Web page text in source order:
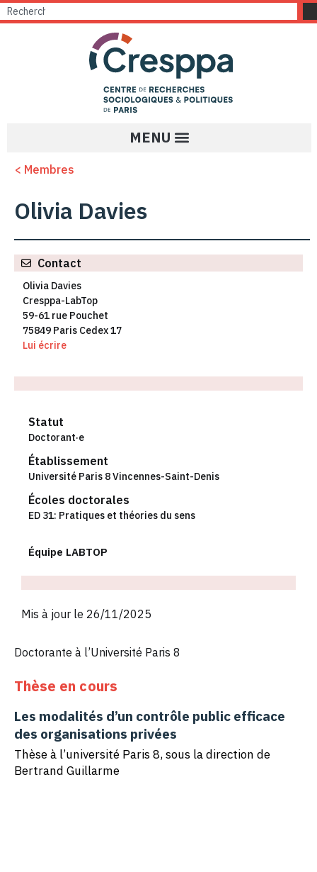
< Membres
Olivia Davies
Doctorante à l’Université Paris 8
Thèse en cours
Les modalités d’un contrôle public efficace
des organisations privées
Thèse à l’université Paris 8, sous la direction de
Bertrand Guillarme
Contact
Olivia Davies
Cresppa-LabTop
59-61 rue Pouchet
75849 Paris Cedex 17
Lui écrire
Statut
Doctorant·e
Établissement
Université Paris 8 Vincennes-Saint-Denis
Écoles doctorales
ED 31: Pratiques et théories du sens
Équipe LABTOP
Mis à jour le 26/11/2025